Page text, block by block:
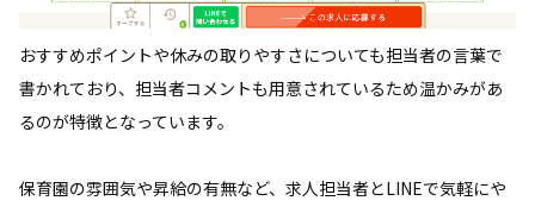
おすすめポイントや休みの取りやすさについても担当者の言葉で
書かれており、担当者コメントも用意されているため温かみがあ
るのが特徴となっています。
保育園の雰囲気や昇給の有無など、求人担当者とLINEで気軽にや